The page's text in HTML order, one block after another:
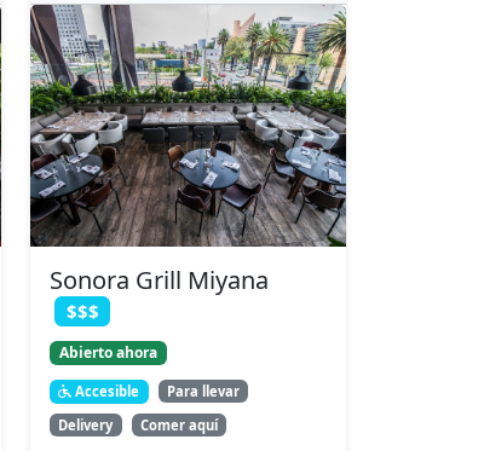
Sonora Grill Miyana
$$$
Abierto ahora
Accesible
Para llevar
Delivery
Comer aquí